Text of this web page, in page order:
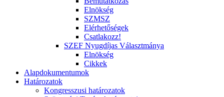
Elnökség
SZMSZ
Elérhetőségek
Csatlakozz!
SZEF Nyugdíjas Választmánya
Elnökség
Cikkek
Alapdokumentumok
Határozatok
Kongresszusi határozatok